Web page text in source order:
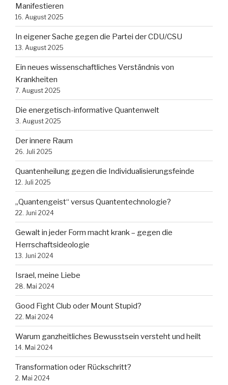
Manifestieren
16. August 2025
In eigener Sache gegen die Partei der CDU/CSU
13. August 2025
Ein neues wissenschaftliches Verständnis von
Krankheiten
7. August 2025
Die energetisch-informative Quantenwelt
3. August 2025
Der innere Raum
26. Juli 2025
Quantenheilung gegen die Individualisierungsfeinde
12. Juli 2025
„Quantengeist“ versus Quantentechnologie?
22. Juni 2024
Gewalt in jeder Form macht krank – gegen die
Herrschaftsideologie
13. Juni 2024
Israel, meine Liebe
28. Mai 2024
Good Fight Club oder Mount Stupid?
22. Mai 2024
Warum ganzheitliches Bewusstsein versteht und heilt
14. Mai 2024
Transformation oder Rückschritt?
2. Mai 2024